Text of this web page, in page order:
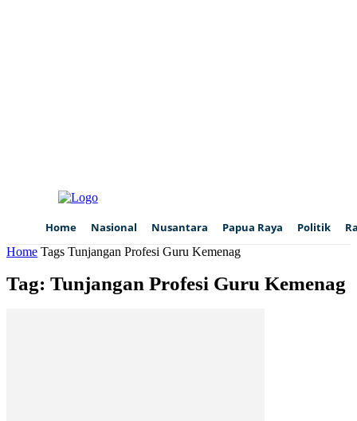
Home Nasional Nusantara Papua Raya Politik
Home Tags Tunjangan Profesi Guru Kemenag
Tag: Tunjangan Profesi Guru Kemenag